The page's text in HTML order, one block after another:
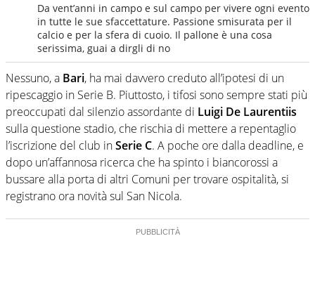
Da vent’anni in campo e sul campo per vivere ogni evento
in tutte le sue sfaccettature. Passione smisurata per il
calcio e per la sfera di cuoio. Il pallone è una cosa
serissima, guai a dirgli di no
Nessuno, a Bari, ha mai davvero creduto all’ipotesi di un
ripescaggio in Serie B. Piuttosto, i tifosi sono sempre stati più
preoccupati dal silenzio assordante di Luigi De Laurentiis
sulla questione stadio, che rischia di mettere a repentaglio
l’iscrizione del club inSerie C. A poche ore dalla deadline, e
dopo un’affannosa ricerca che ha spinto i biancorossi a
bussare alla porta di altri Comuni per trovare ospitalità, si
registrano ora novità sul San Nicola.